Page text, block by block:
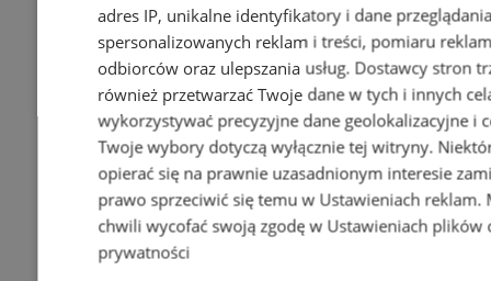
adres IP, unikalne identyfikatory i dane
spersonalizowanych reklam i treści, pomiaru
odbiorców oraz ulepszania usług. Dostawcy stron
również przetwarzać Twoje dane w tych i innych
wykorzystywać precyzyjne dane geolokalizacyjne i
Twoje wybory dotyczą wyłącznie tej witryny.
opierać się na prawnie uzasadnionym interesie
prawo sprzeciwić się temu w Ustawieniach reklam.
chwili wycofać swoją zgodę w Ustawieniach plików
prywatności